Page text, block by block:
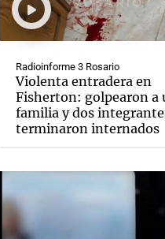
Radioinforme 3 Rosario
Violenta entradera en
Fisherton: golpearon a
familia y dos
terminaron internados